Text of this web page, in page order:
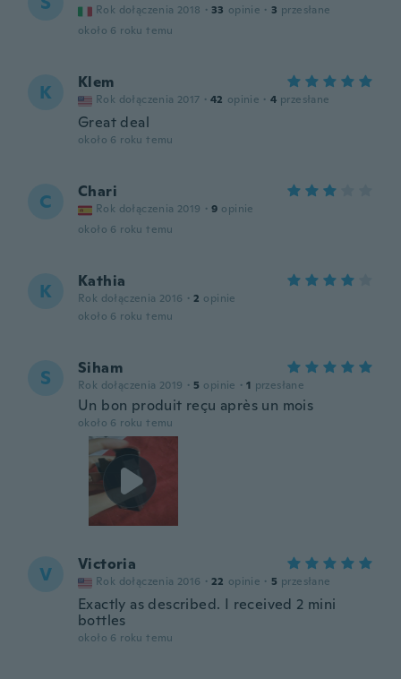
Rok dołączenia 2018 · 33 opinie · 3 przesłane
około 6 roku temu
K Klem
Rok dołączenia 2017 · 42 opinie · 4 przesłane
Great deal
około 6 roku temu
C Chari
Rok dołączenia 2019 · 9 opinie
około 6 roku temu
K Kathia
Rok dołączenia 2016 · 2 opinie
około 6 roku temu
S Siham
Rok dołączenia 2019 · 5 opinie · 1 przesłane
Un bon produit reçu après un mois
około 6 roku temu
V Victoria
Rok dołączenia 2016 · 22 opinie · 5 przesłane
Exactly as described. I received 2 mini
bottles
około 6 roku temu